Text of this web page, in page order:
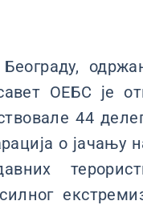
ОЕБС је
44
о јачању